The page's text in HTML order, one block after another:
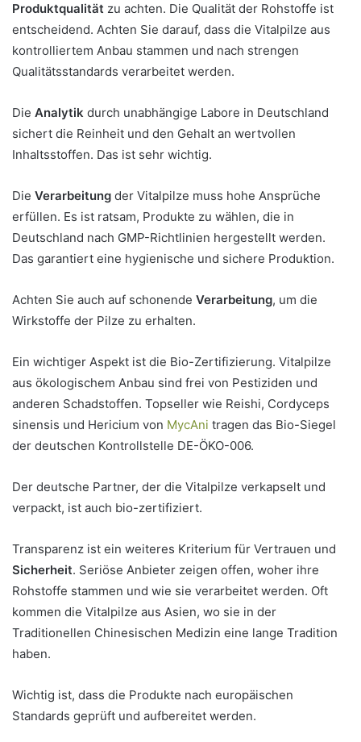
Produktqualität zu achten. Die Qualität der Rohstoffe ist
entscheidend. Achten Sie darauf, dass die Vitalpilze aus
kontrolliertem Anbau stammen und nach strengen
Qualitätsstandards verarbeitet werden.
Die Analytik durch unabhängige Labore in Deutschland
sichert die Reinheit und den Gehalt an wertvollen
Inhaltsstoffen. Das ist sehr wichtig.
Die Verarbeitung der Vitalpilze muss hohe Ansprüche
erfüllen. Es ist ratsam, Produkte zu wählen, die in
Deutschland nach GMP-Richtlinien hergestellt werden.
Das garantiert eine hygienische und sichere Produktion.
Achten Sie auch auf schonende Verarbeitung, um die
Wirkstoffe der Pilze zu erhalten.
Ein wichtiger Aspekt ist die Bio-Zertifizierung. Vitalpilze
aus ökologischem Anbau sind frei von Pestiziden und
anderen Schadstoffen. Topseller wie Reishi, Cordyceps
sinensis und Hericium von MycAni tragen das Bio-Siegel
der deutschen Kontrollstelle DE-ÖKO-006.
Der deutsche Partner, der die Vitalpilze verkapselt und
verpackt, ist auch bio-zertifiziert.
Transparenz ist ein weiteres Kriterium für Vertrauen und
Sicherheit. Seriöse Anbieter zeigen offen, woher ihre
Rohstoffe stammen und wie sie verarbeitet werden. Oft
kommen die Vitalpilze aus Asien, wo sie in der
Traditionellen Chinesischen Medizin eine lange Tradition
haben.
Wichtig ist, dass die Produkte nach europäischen
Standards geprüft und aufbereitet werden.